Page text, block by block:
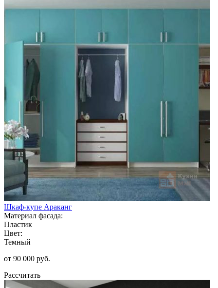
Шкаф-купе Араканг
Материал фасада:
Пластик
Цвет:
Темный
от 90 000 руб.
Рассчитать